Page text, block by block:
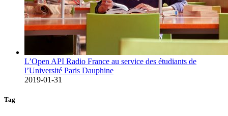
L’Open API Radio France au service des étudiants de
l’Université Paris Dauphine
2019-01-31
Tag